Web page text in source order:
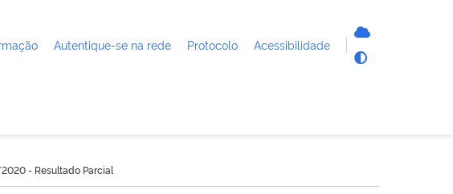
Autentique-se na rede Protocolo Acessibilidade
- Resultado Parcial